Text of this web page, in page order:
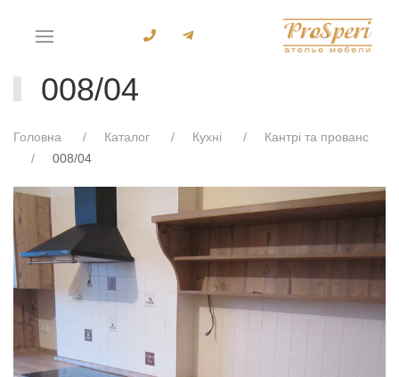
008/04
Головна Каталог Кухні
Кантрі та прованс
008/04